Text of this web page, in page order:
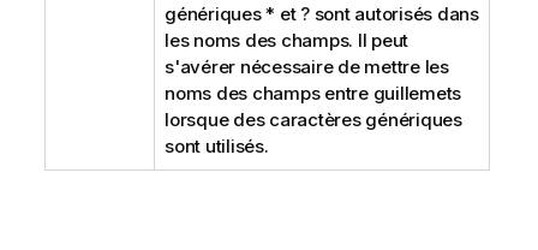
génériques* et ?sont autorisés dans
les noms des champs. Il peut
s'avérer nécessaire de mettre les
noms des champs entre guillemets
lorsque des caractères génériques
sont utilisés.